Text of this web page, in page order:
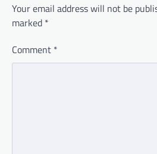
Your email address will not be
marked *
Comment *